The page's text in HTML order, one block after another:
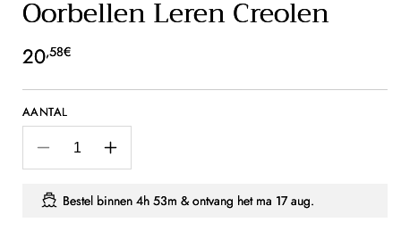
Oorbellen Leren Creolen
Normale
prijs
20,58€
AANTAL
Aantal
verlagen
voor
Oorbellen
Aantal
verhogen
voor
Oorbellen
Bestel binnen 4h 53m & ontvang het ma 17 aug.